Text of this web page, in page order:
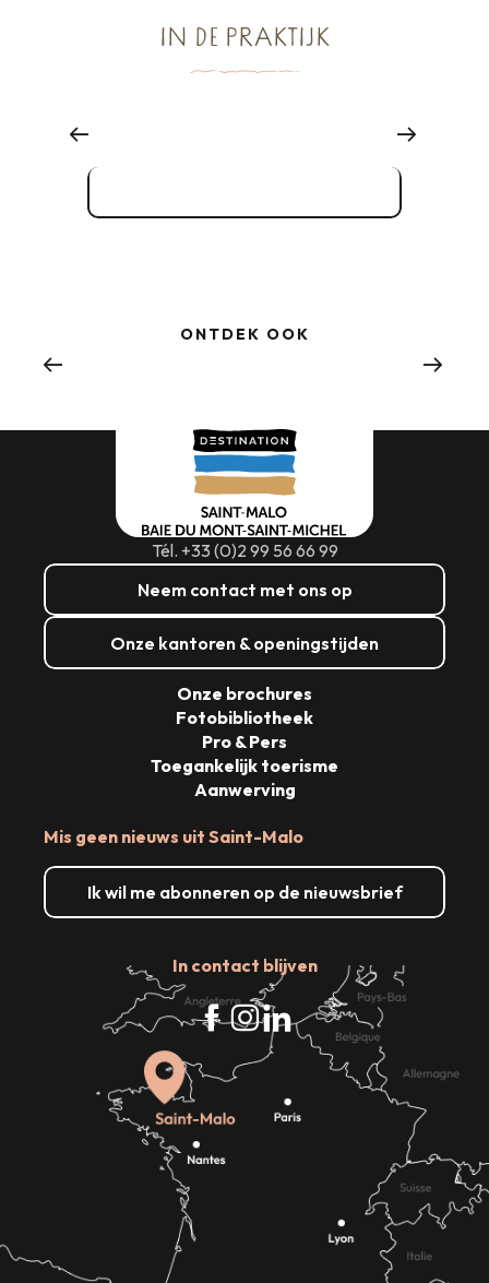
IN DE PRAKTIJK
ONTDEK OOK
Tél. +33 (0)2 99 56 66 99
Neem contact met ons op
Onze kantoren & openingstijden
Mis geen nieuws uit Saint-Malo
Ik wil me abonneren op de nieuwsbrief
In contact blijven
Onze brochures
Fotobibliotheek
Pro & Pers
Toegankelijk toerisme
Aanwerving